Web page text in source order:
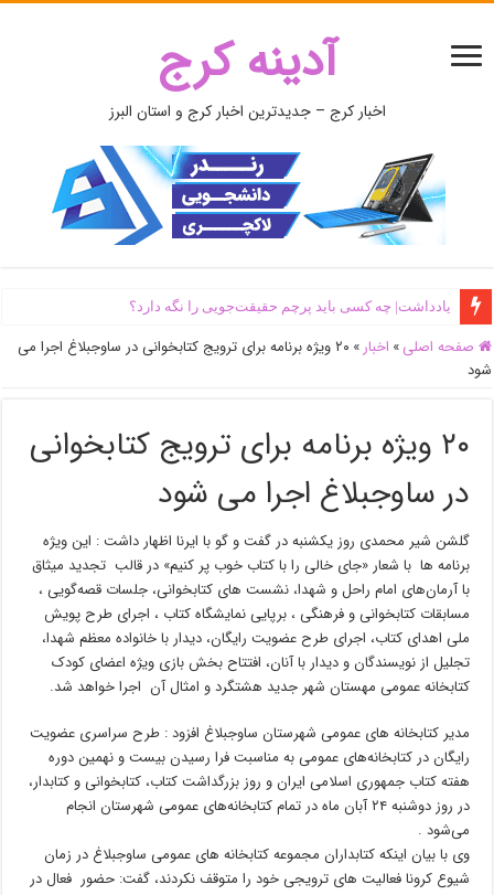
آدینه کرج
اخبار کرج – جدیدترین اخبار کرج و استان البرز
یادداشت| ‌چه کسی باید پرچم حقیقت‌جویی را نگه دارد؟
صفحه اصلی » اخبار »
۲۰ ویژه برنامه برای ترویج کتابخوانی در ساوجبلاغ اجرا می
شود
۲۰ ویژه برنامه برای ترویج کتابخوانی
در ساوجبلاغ اجرا می شود
گلشن شیر محمدی روز یکشنبه در گفت و گو با ایرنا اظهار داشت : این ویژه
برنامه ها با شعار «جای خالی را با کتاب خوب پر کنیم» در قالب تجدید میثاق
با آرمان‌های امام راحل و شهدا، نشست های کتابخوانی، جلسات قصه‌گویی ،
مسابقات کتابخوانی و فرهنگی ، برپایی نمایشگاه کتاب ، اجرای طرح پویش
ملی اهدای کتاب، اجرای طرح عضویت رایگان، دیدار با خانواده معظم شهدا،
تجلیل از نویسندگان و دیدار با آنان، افتتاح بخش بازی ویژه اعضای کودک
کتابخانه عمومی مهستان شهر جدید هشتگرد و امثال آن اجرا خواهد شد.
مدیر کتابخانه های عمومی شهرستان ساوجبلاغ افزود : طرح سراسری عضویت
رایگان در کتابخانه‌های عمومی به مناسبت فرا رسیدن بیست و نهمین دوره
هفته کتاب جمهوری اسلامی ایران و روز بزرگداشت کتاب، کتابخوانی و کتابدار،
در روز دوشنبه ۲۴ آبان‌ ماه در تمام کتابخانه‌های عمومی شهرستان انجام
می‌شود .
وی با بیان اینکه کتابداران مجموعه کتابخانه های عمومی ساوجبلاغ در زمان
شیوع کرونا فعالیت های ترویجی خود را متوقف نکردند، گفت: حضور فعال در